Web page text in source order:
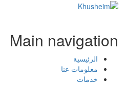
Main navigation
الرئيسية
معلومات عنا
خدمات